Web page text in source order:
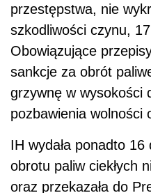
przestępstwa, nie
szkodliwości czynu,
Obowiązujące
sankcje za obrót
grzywnę w wysokości
pozbawienia wolności
IH wydała ponadto
obrotu paliw ciekłych
oraz przekazała do